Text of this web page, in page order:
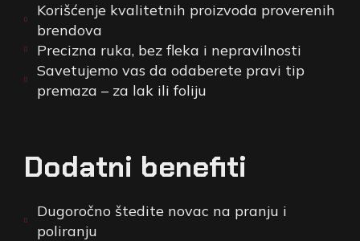
Korišćenje kvalitetnih proizvoda proverenih
brendova
Precizna ruka, bez fleka i nepravilnosti
Savetujemo vas da odaberete pravi tip
premaza – za lak ili foliju
Dodatni benefiti
Dugoročno štedite novac na pranju i
poliranju